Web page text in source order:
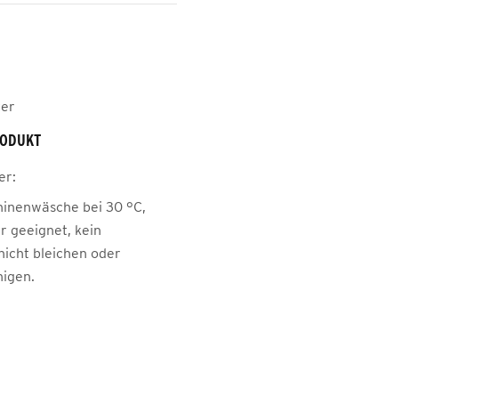
bei 30 °C,
geeignet, kein
bleichen oder